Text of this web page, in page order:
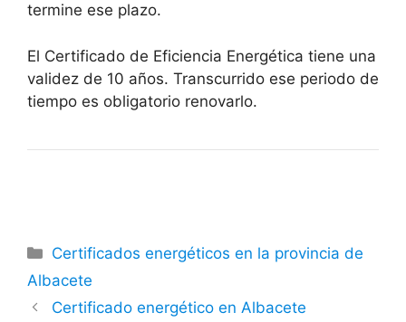
termine ese plazo.
El Certificado de Eficiencia Energética tiene una
validez de 10 años. Transcurrido ese periodo de
tiempo es obligatorio renovarlo.
Categorías
Certificados energéticos en la provincia de
Albacete
Certificado energético en Albacete